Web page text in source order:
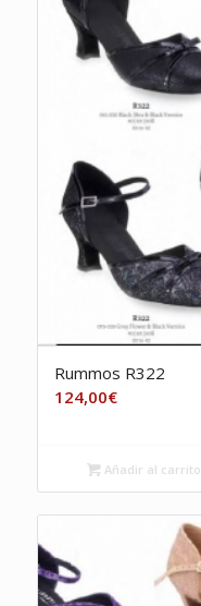
Rummos R322
124,00€
Añadir al carrito